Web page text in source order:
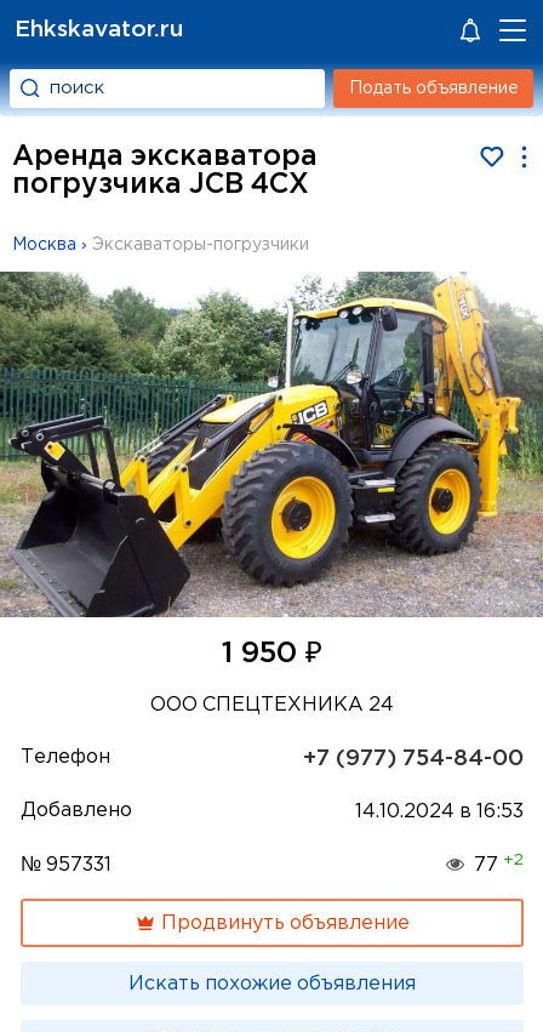
Ehkskavator.ru
Подать объявление
Аренда экскаватора
погрузчика JCB 4CX
Москва › Экскаваторы-погрузчики
1 950 ₽
ООО СПЕЦТЕХНИКА 24
Телефон +7 (977) 754-84-00
Добавлено 14.10.2024 в 16:53
№ 957331 77 +2
Продвинуть объявление
Искать похожие объявления